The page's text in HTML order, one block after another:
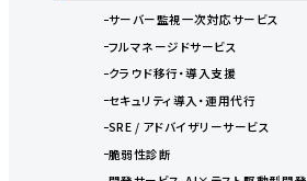
サーバー監視一次対応サービス
フルマネージドサービス
クラウド移行・導入支援
セキュリティ導入・運用代行
SRE / アドバイザリーサービス
脆弱性診断